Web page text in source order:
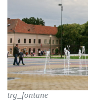
trg_fontane